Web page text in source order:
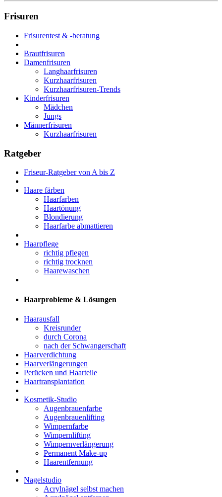
Frisuren
Frisurentest & -beratung
Brautfrisuren
Damenfrisuren
Langhaarfrisuren
Kurzhaarfrisuren
Kurzhaarfrisuren-Trends
Kinderfrisuren
Mädchen
Jungs
Männerfrisuren
Kurzhaarfrisuren
Ratgeber
Friseur-Ratgeber von A bis Z
Haare färben
Haarfarben
Haartönung
Blondierung
Haarfarbe abmattieren
Haarpflege
richtig pflegen
richtig trocknen
Haarewaschen
Haarprobleme & Lösungen
Haarausfall
Kreisrunder
durch Corona
nach der Schwangerschaft
Haarverdichtung
Haarverlängerungen
Perücken und Haarteile
Haartransplantation
Kosmetik-Studio
Augenbrauenfarbe
Augenbrauenlifting
Wimpernfarbe
Wimpernlifting
Wimpernverlängerung
Permanent Make-up
Haarentfernung
Nagelstudio
Acrylnägel selbst machen